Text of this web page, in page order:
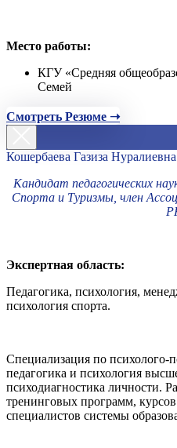
Место работы:
КГУ «Средняя
Семей
Смотреть Резюме ➝
Кошербаева Газиза Нуралиевна
Кандидат педагогических
Спорта и Туризмы, член
Экспертная область:
Педагогика, психология,
психология спорта.
Специализация по психолого-
педагогика и психология
психодиагностика личности.
тренинговых программ,
специалистов системы